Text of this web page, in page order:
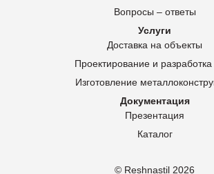
© Reshnastil 2026
Вопросы – ответы
Услуги
Доставка на объекты
Проектирование и
Изготовление
Документация
Презентация
Каталог